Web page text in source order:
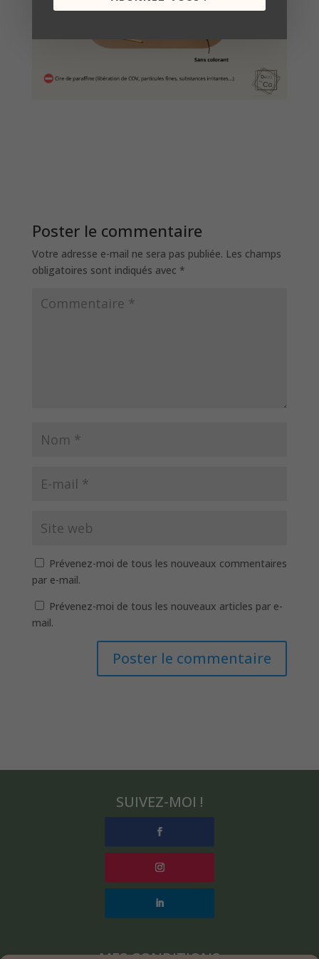
Poster le commentaire
Votre adresse e-mail ne sera pas publiée. Les champs
obligatoires sont indiqués avec *
Prévenez-moi de tous les nouveaux commentaires
par e-mail.
Prévenez-moi de tous les nouveaux articles par e-
mail.
SUIVEZ-MOI !